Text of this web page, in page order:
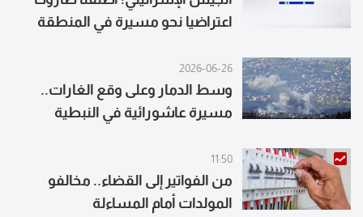
اعتراضيا نحو مسيرة في المنطقة
2026-06-26
وسط الدمار وعلى وقع الغارات..
مسيرة عاشورائية في النبطية
11:50
من الفواتير إلى القضاء.. مخالفو
المولدات أمام المساءلة